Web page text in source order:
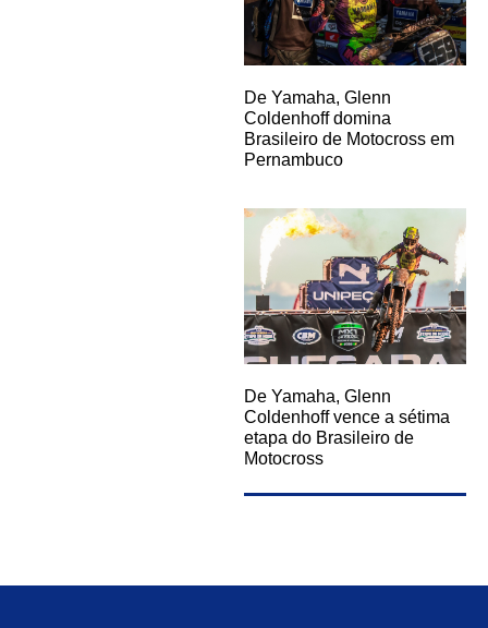
De Yamaha, Glenn
Coldenhoff domina
Brasileiro de Motocross em
Pernambuco
De Yamaha, Glenn
Coldenhoff vence a sétima
etapa do Brasileiro de
Motocross